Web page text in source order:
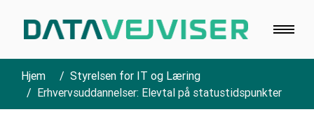
Hjem
Styrelsen for IT og Læring
Erhvervsuddannelser: Elevtal på statustidspunkter